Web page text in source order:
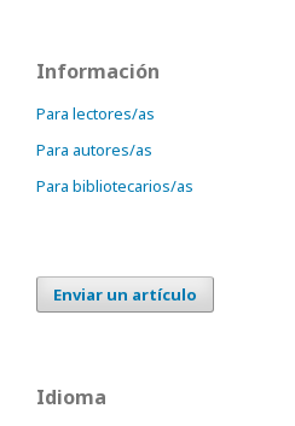
Información
Para lectores/as
Para autores/as
Para bibliotecarios/as
Enviar un artículo
Idioma